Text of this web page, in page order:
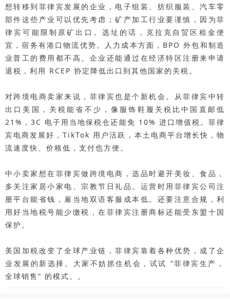
想转移到菲律宾发展的企业，电子组装、纺织服装、汽车零
部件这些产业可以优先考虑；矿产加工行业要谨慎，因为菲
律宾可能限制原矿出口。选址的话，克拉克自贸区租金便
宜，宿务有港口物流优势。人力成本方面，BPO 外包和制造
业普工的费用都不高。企业还能通过在经济特区注册来申请
退税，利用 RCEP 协定降低出口到其他国家的关税。
对跨境电商卖家来说，菲律宾也是个新机会。从菲律宾中转
出口美国，关税能省不少，像服饰鞋履关税比中国直邮低
21%，3C 电子用当地保税仓还能免 10% 进口增值税。菲律
宾电商发展好，TikTok 用户活跃，本土电商平台增长快，物
流速度快、价格低，支付也方便。
中小卖家想在菲律宾做跨境电商，选品时避开美妆、食品，
多关注家居小家电、宗教节日礼品。运营时用菲律宾公司注
册平台能省钱，雇当地双语客服成本低。还要注意合规，利
用好当地税号能少缴税，在菲律宾注册商标还能受东盟十国
保护。
美国加税改变了全球产业链，菲律宾靠着各种优势，成了企
业发展的新选择。大家不妨抓住机会，试试 “菲律宾生产，
全球销售” 的模式。。